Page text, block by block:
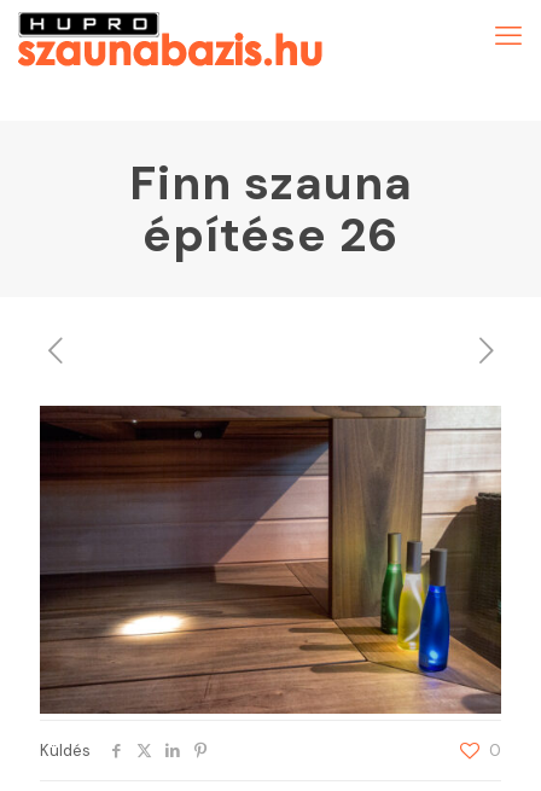
Finn szauna
építése 26
Küldés 0